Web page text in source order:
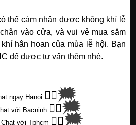
thể cảm nhận được không khí lễ
vào cửa, và vui vẻ mua sắm
hân hoan của mùa lễ hội. Bạn
để được tư vấn thêm nhé.
ngay Hanoi 👉🏽🗯
với Bacninh 👉🏽🗯
Chat với Tphcm 👉🏽🗯